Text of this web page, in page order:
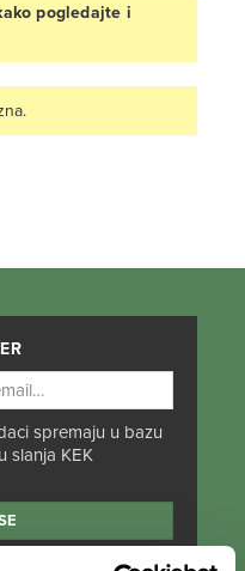
pogledajte i
spremaju u bazu
slanja KEK